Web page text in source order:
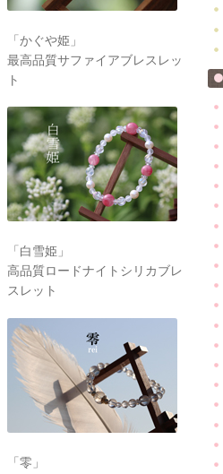
「かぐや姫」
最高品質サファイアブレスレッ
ト
「白雪姫」
高品質ロードナイトシリカブレ
スレット
「零」